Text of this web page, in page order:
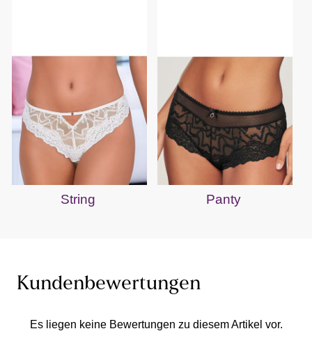
String Panty
Kundenbewertungen
Es liegen keine Bewertungen zu diesem Artikel vor.